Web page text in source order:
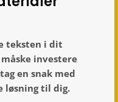
teksten i dit
investere
en snak med
løsning til dig.